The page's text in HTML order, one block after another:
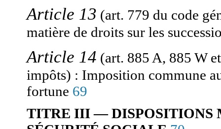
Article 13 (art. 779 du code
matière de droits sur les
Article 14 (art. 885 A, 885 W
impôts) : Imposition commune
fortune 69
TITRE III — DISPOSITIONS